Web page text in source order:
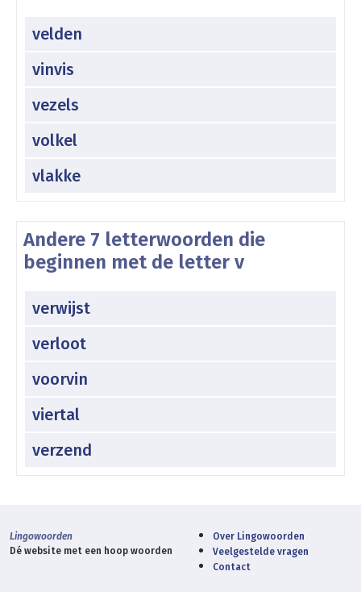
velden
vinvis
vezels
volkel
vlakke
Andere 7 letterwoorden die
beginnen met de letter v
verwijst
verloot
voorvin
viertal
verzend
Lingowoorden
Dé website met een hoop woorden
Over Lingowoorden
Veelgestelde vragen
Contact